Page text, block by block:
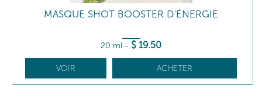
MASQUE SHOT BOOSTER D'ÉNERGIE
20 ml - $ 19.50
VOIR ACHETER